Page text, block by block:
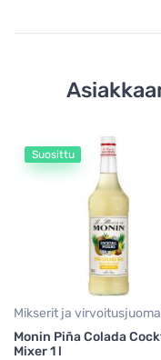
Suosittu
Mikserit ja
Monin Piña Colada
Mixer 1 l